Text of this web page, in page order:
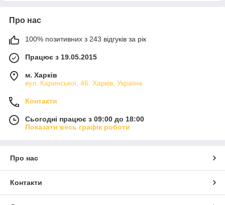
Про нас
100% позитивних з 243 відгуків за рік
Працює з 19.05.2015
м. Харків
вул. Каринської, 46, Харків, Україна
Контакти
Сьогодні працює з 09:00 до 18:00
Показати весь графік роботи
Про нас
Контакти